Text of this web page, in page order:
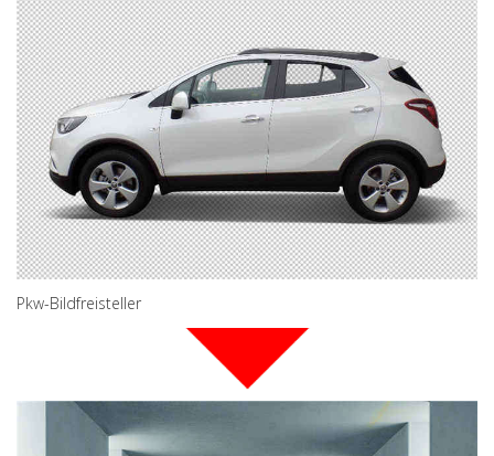
Pkw-Bildfreisteller